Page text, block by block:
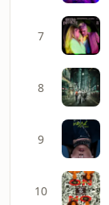
7
8
9
10